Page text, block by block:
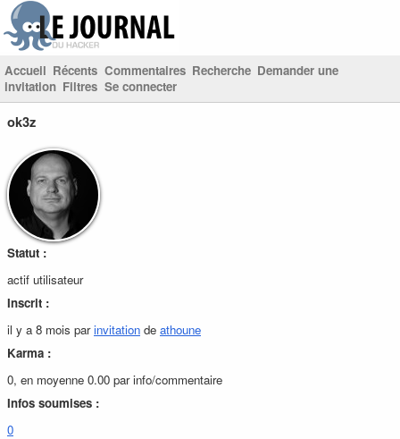
Accueil Récents Commentaires Recherche Demander une
invitation Filtres Se connecter
ok3z
Statut :
actif utilisateur
Inscrit :
il y a 8 mois parinvitation de athoune
Karma :
0, en moyenne 0.00 par info/commentaire
Infos soumises :
0